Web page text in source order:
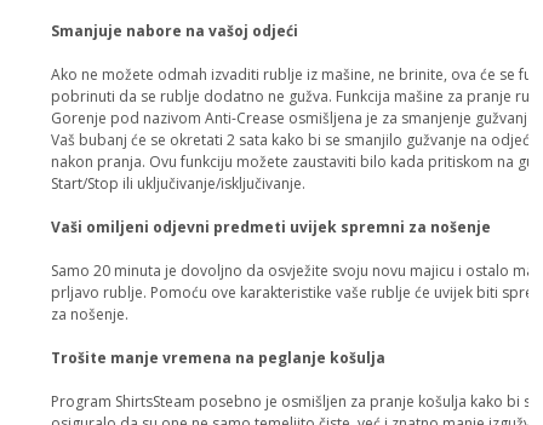
Smanjuje nabore na vašoj odjeći
Ako ne možete odmah izvaditi rublje iz mašine, ne brinite, ova će se
pobrinuti da se rublje dodatno ne gužva. Funkcija mašine za pranje
Gorenje pod nazivom Anti-Crease osmišljena je za smanjenje gužvanja.
Vaš bubanj će se okretati 2 sata kako bi se smanjilo gužvanje na odjeći
nakon pranja. Ovu funkciju možete zaustaviti bilo kada pritiskom na
Start/Stop ili uključivanje/isključivanje.
Vaši omiljeni odjevni predmeti uvijek spremni za nošenje
Samo 20 minuta je dovoljno da osvježite svoju novu majicu i ostalo
prljavo rublje. Pomoću ove karakteristike vaše rublje će uvijek biti
za nošenje.
Trošite manje vremena na peglanje košulja
Program ShirtsSteam posebno je osmišljen za pranje košulja kako bi se